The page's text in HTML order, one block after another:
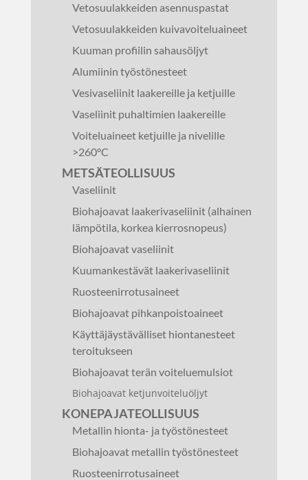
Vetosuulakkeiden asennuspastat
Vetosuulakkeiden kuivavoiteluaineet
Kuuman profiilin sahausöljyt
Alumiinin työstönesteet
Vesivaseliinit laakereille ja ketjuille
Vaseliinit puhaltimien laakereille
Voiteluaineet ketjuille ja nivelille
>260°C
METSÄTEOLLISUUS
Vaseliinit
Biohajoavat laakerivaseliinit (alhainen
lämpötila, korkea kierrosnopeus)
Biohajoavat vaseliinit
Kuumankestävät laakerivaseliinit
Ruosteenirrotusaineet
Biohajoavat pihkanpoistoaineet
Käyttäjäystävälliset hiontanesteet
teroitukseen
Biohajoavat terän voiteluemulsiot
Biohajoavat ketjunvoiteluöljyt
KONEPAJATEOLLISUUS
Metallin hionta- ja työstönesteet
Biohajoavat metallin työstönesteet
Ruosteenirrotusaineet